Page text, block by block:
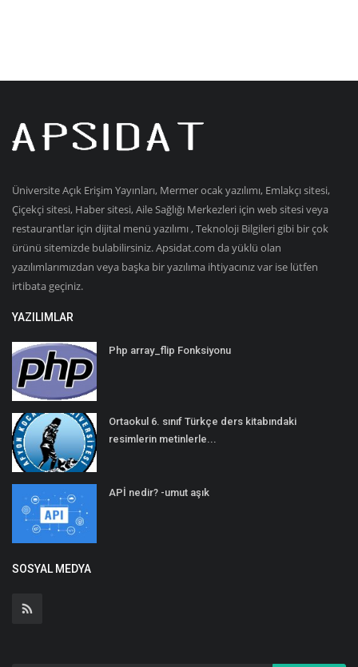
Üniversite Açık Erişim Yayınları, Mermer ocak yazılımı, Emlakçı sitesi,
Çiçekçi sitesi, Haber sitesi, Aile Sağlığı Merkezleri için web sitesi veya
restaurantlar için dijital menü yazılımı , Teknoloji Bilgileri gibi bir çok
ürünü sitemizde bulabilirsiniz. Apsidat.com da yüklü olan
yazılımlarımızdan veya başka bir yazılıma ihtiyacınız var ise lütfen
irtibata geçiniz.
YAZILIMLAR
Php array_flip Fonksiyonu
Ortaokul 6. sınıf Türkçe ders kitabındaki
resimlerin metinlerle...
APİ nedir? -umut aşık
SOSYAL MEDYA